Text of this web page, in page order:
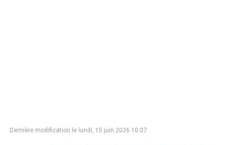
Dernière modification le lundi, 15 juin 2026 10:07